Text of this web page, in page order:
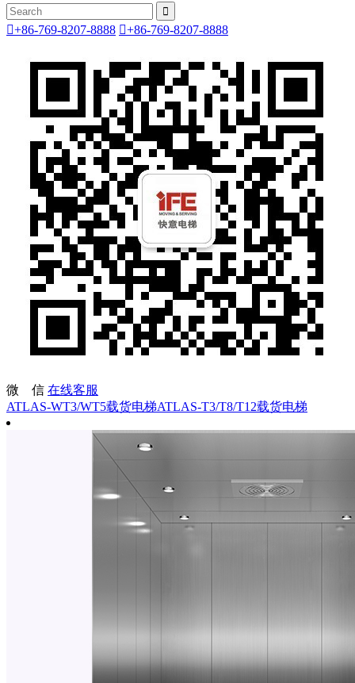

+86-769-8207-8888 +86-769-8207-8888
微 信 在线客服
ATLAS-WT3/WT5载货电梯ATLAS-T3/T8/T12载货电梯